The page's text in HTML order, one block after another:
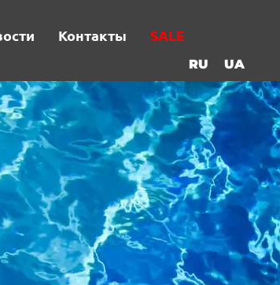
Контакты SALE
RU UA